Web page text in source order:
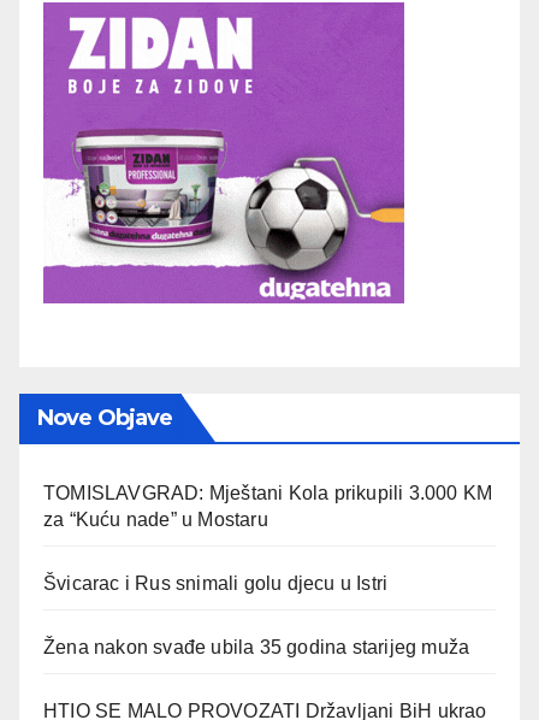
Nove Objave
TOMISLAVGRAD: Mještani Kola prikupili 3.000 KM
za “Kuću nade” u Mostaru
Švicarac i Rus snimali golu djecu u Istri
Žena nakon svađe ubila 35 godina starijeg muža
HTIO SE MALO PROVOZATI Državljani BiH ukrao